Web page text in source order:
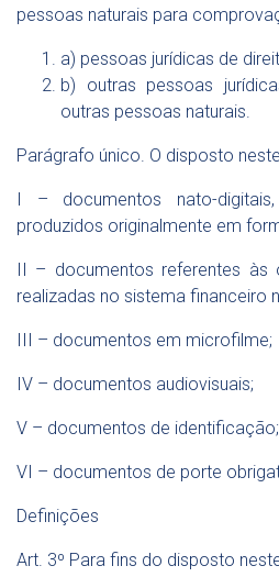
pessoas naturais para
a) pessoas jurídicas de
b) outras pessoas
outras pessoas naturais.
Parágrafo único. O disposto
I – documentos nato-
produzidos originalmente em
II – documentos referentes às
realizadas no sistema financeiro
III – documentos em microfilme;
IV – documentos audiovisuais;
V – documentos de
VI – documentos de porte
Definições
Art. 3º Para fins do disposto